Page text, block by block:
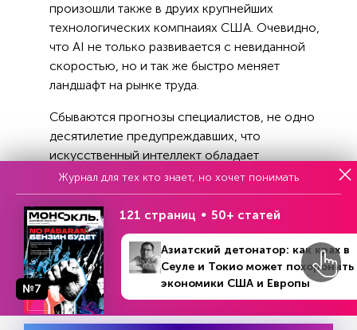
произошли также в друих крупнейших
технологических компнаиях США. Очевидно,
что AI не только развивается с невиданной
скоростью, но и так же быстро меняет
ландшафт на рынке труда.
Сбываются прогнозы специалистов, не одно
десятилетие предупреждавших, что
искусственный интеллект обладает
потенциалом заменять людей. Конечно, эти
мрачные прогнозы не остались незамеченными
политиками. К примеру, в декабре 2022 года
Белый дом предупредил о неизбежности
замены отдельных категорий работников AI.
Арвинд Кришна очень высоко отзывается о
потенциале искусственного интеллекта,
Журнал для тех кто знает, но хочет понимать
№7
121 страниц 50+ статей
Азиатский детонатор: как крах в
Сеуле и Токио может похоронить
экономики США и Европы